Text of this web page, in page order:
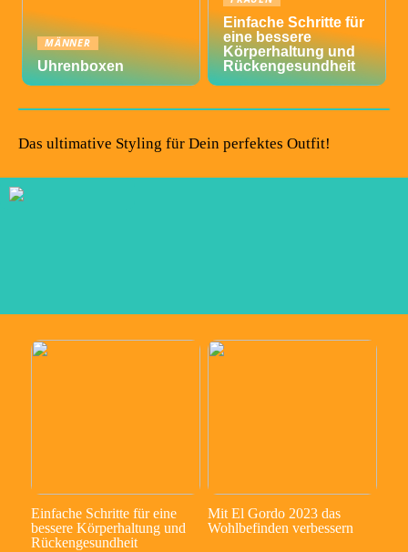
MÄNNER
Uhrenboxen
Einfache Schritte für
eine bessere
Körperhaltung und
Rückengesundheit
Das ultimative Styling für Dein perfektes Outfit!
Einfache Schritte für eine
bessere Körperhaltung und
Rückengesundheit
Mit El Gordo 2023 das
Wohlbefinden verbessern